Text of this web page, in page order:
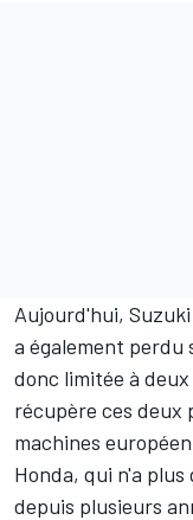
Aujourd'hui,
a également
donc limitée à
récupère ces deux
machines
Honda, qui n'a
depuis plusieurs